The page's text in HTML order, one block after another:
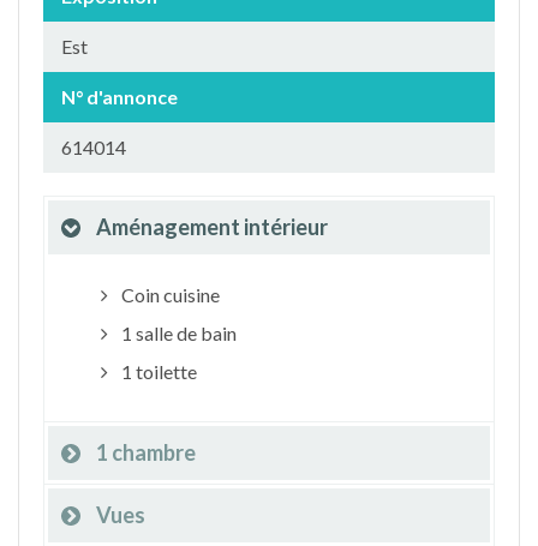
Est
N° d'annonce
614014
Aménagement intérieur
Coin cuisine
1 salle de bain
1 toilette
1 chambre
Vues